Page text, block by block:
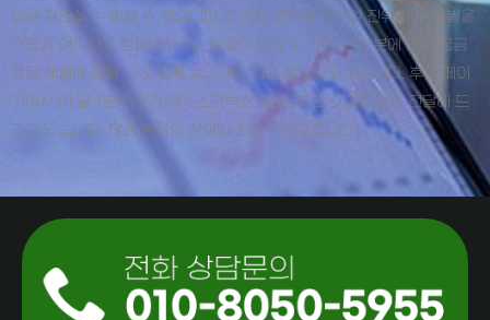
답을 찾으실 수 없을 수 있습니다. 이러한 경우에 대하여 진위 여부 분별을
어렵게 여기시고 힘들어하시는 분들이 있을 수 있어 그 부분에 대한 궁금
증을 해결해 드릴 수 있도록 후기 페이지를 운영하고 있습니다. 후기 페이
지에서 매 달 1분씩 선정하여 스타벅스 아메리카노 기프티콘을 전달해 드
리고 있습니다. 많은 분들의 참여와 관심 부탁드립니다.